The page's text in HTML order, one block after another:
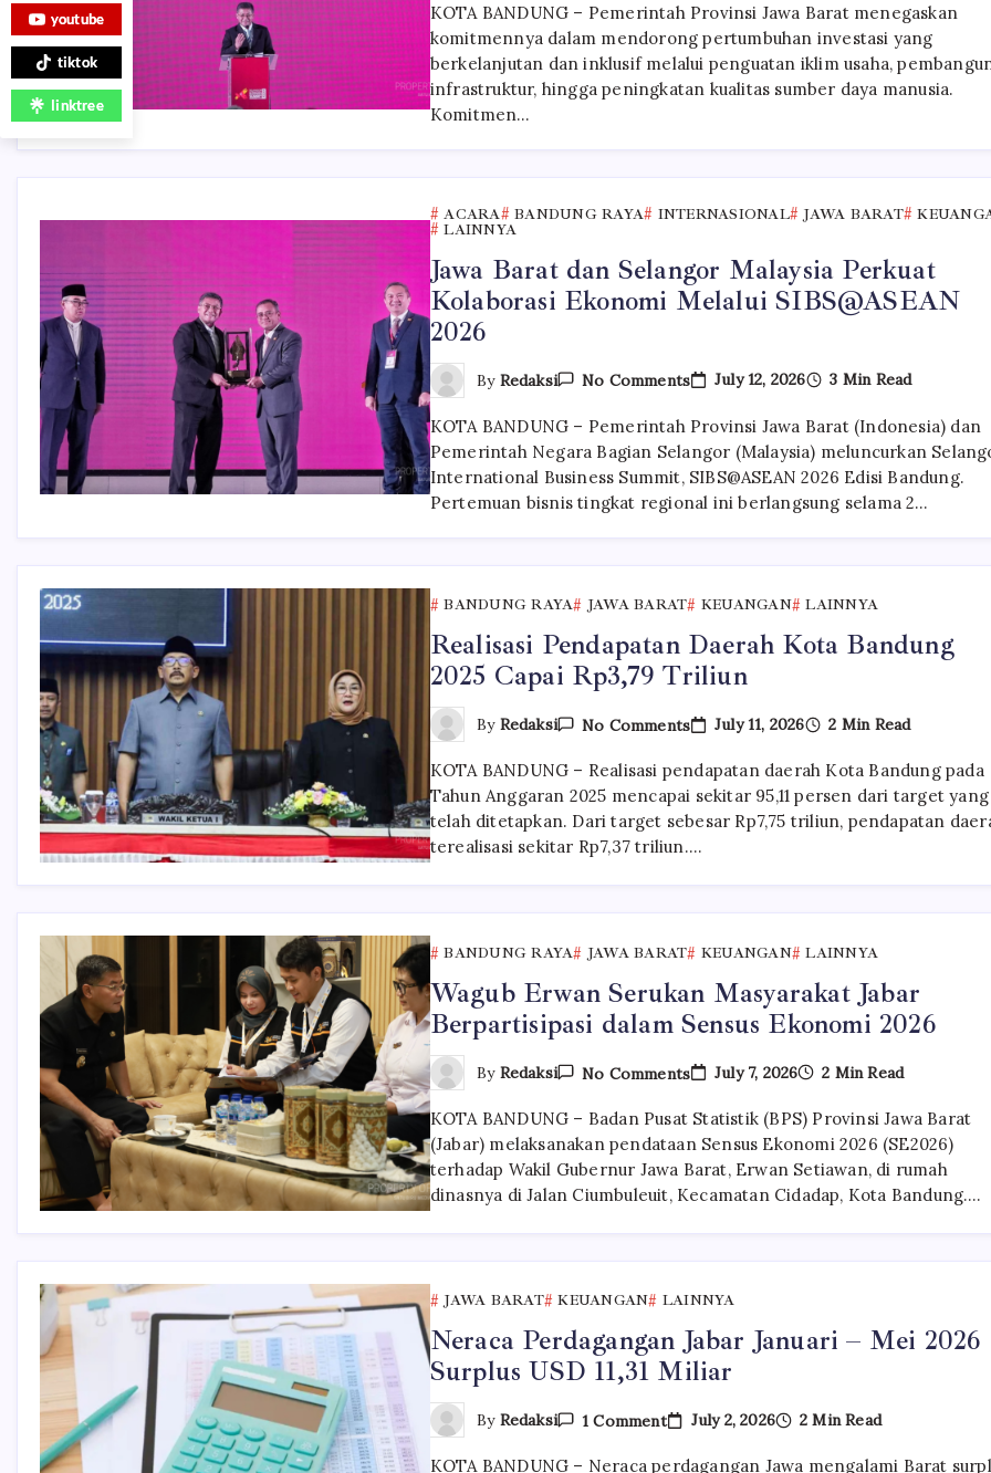
Ajak
Investor
Selangor
Perkuat
Kolaborasi
KOTA BANDUNG – Pemerintah Provinsi Jawa Barat menegaskan
komitmennya dalam mendorong pertumbuhan investasi yang
berkelanjutan dan inklusif melalui penguatan iklim usaha,
infrastruktur, hingga peningkatan kualitas sumber daya manusia.
Komitmen…
ACARA BANDUNG RAYA INTERNASIONAL JAWA BARAT
LAINNYA
Jawa Barat dan Selangor Malaysia Perkuat
Kolaborasi Ekonomi Melalui SIBS@ASEAN
2026
By Redaksi No CommentsOn
Dan
Selangor
Malaysia
Perkuat
Kolaborasi
July 12, 2026 3 Min Read
KOTA BANDUNG – Pemerintah Provinsi Jawa Barat (Indonesia) dan
Pemerintah Negara Bagian Selangor (Malaysia) meluncurkan
International Business Summit, SIBS@ASEAN 2026 Edisi Bandung.
Pertemuan bisnis tingkat regional ini berlangsung selama 2…
BANDUNG RAYA JAWA BARAT KEUANGAN LAINNYA
Realisasi Pendapatan Daerah Kota Bandung
2025 Capai Rp3,79 Triliun
By Redaksi No CommentsOn
Daerah
Kota
Bandung
2025
Capai
July 11, 2026 2 Min Read
KOTA BANDUNG – Realisasi pendapatan daerah Kota Bandung pada
Tahun Anggaran 2025 mencapai sekitar 95,11 persen dari target yang
telah ditetapkan. Dari target sebesar Rp7,75 triliun, pendapatan
terealisasi sekitar Rp7,37 triliun.…
BANDUNG RAYA JAWA BARAT KEUANGAN LAINNYA
Wagub Erwan Serukan Masyarakat Jabar
Berpartisipasi dalam Sensus Ekonomi 2026
By Redaksi No CommentsOn
Wagub
Serukan
Masyarakat
Jabar
Berpartisipasi
Dalam
July 7, 2026 2 Min Read
KOTA BANDUNG – Badan Pusat Statistik (BPS) Provinsi Jawa Barat
(Jabar) melaksanakan pendataan Sensus Ekonomi 2026 (SE2026)
terhadap Wakil Gubernur Jawa Barat, Erwan Setiawan, di rumah
dinasnya di Jalan Ciumbuleuit, Kecamatan Cidadap, Kota Bandung.…
JAWA BARAT KEUANGAN LAINNYA
Neraca Perdagangan Jabar Januari – Mei 2026
Surplus USD 11,31 Miliar
By Redaksi 1 CommentOn
Perdagangan
July 2, 2026 2 Min Read
KOTA BANDUNG – Neraca perdagangan Jawa mengalami Barat
youtube
tiktok
linktree